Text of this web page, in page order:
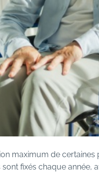
maximum de
fixés chaque année,